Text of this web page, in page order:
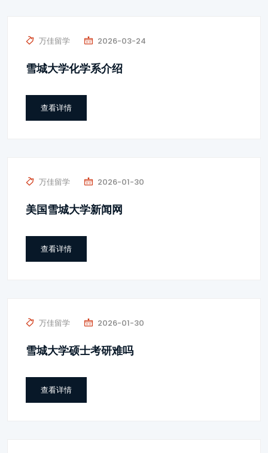
万佳留学 2026-03-24
雪城大学化学系介绍
查看详情
万佳留学 2026-01-30
美国雪城大学新闻网
查看详情
万佳留学 2026-01-30
雪城大学硕士考研难吗
查看详情